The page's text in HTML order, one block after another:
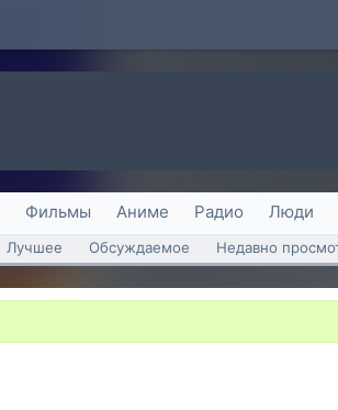
Фильмы Аниме Радио Люди
Лучшее Обсуждаемое Недавно